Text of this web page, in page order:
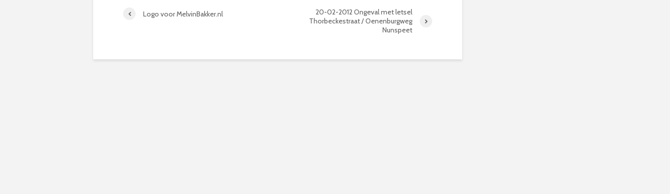
Logo voor MelvinBakker.nl
20-02-2012 Ongeval met letsel
Thorbeckestraat / Oenenburgweg
Nunspeet